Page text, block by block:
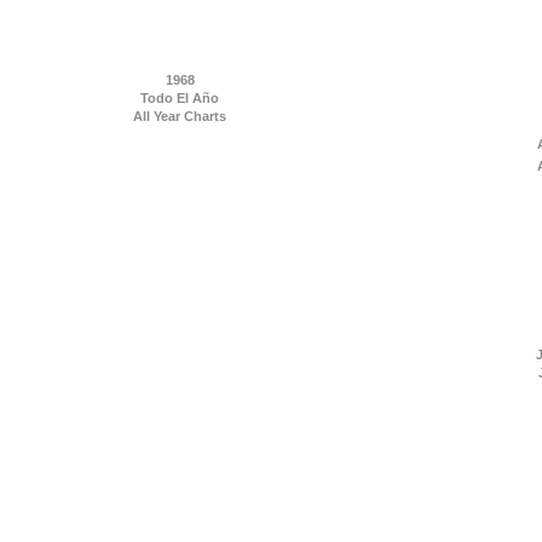
1968
Todo El Año
All Year Charts